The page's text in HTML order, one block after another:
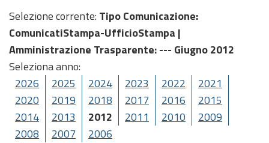
Selezione corrente: Tipo Comunicazione:
ComunicatiStampa-UfficioStampa |
Amministrazione Trasparente: --- Giugno 2012
Seleziona anno:
2026
2025 2024 2023 2022
2021
2020
2019 2018 2017 2016
2015
2014
2013 2012 2011 2010
2009
2008
2007
2006